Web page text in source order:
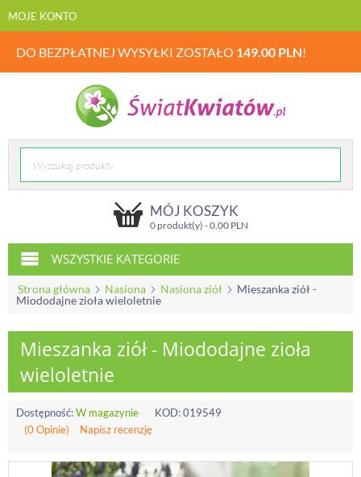
MOJE KONTO
DO BEZPŁATNEJ WYSYŁKI ZOSTAŁO 149.00 PLN!
MÓJ KOSZYK
0 produkt(y) -0.00PLN
WSZYSTKIE KATEGORIE
Strona główna Nasiona Nasiona ziół
Mieszanka ziół -
Miododajne zioła wieloletnie
Mieszanka ziół - Miododajne zioła
wieloletnie
Dostępność:W magazynie KOD:019549
(0 Opinie)
Napisz recenzję